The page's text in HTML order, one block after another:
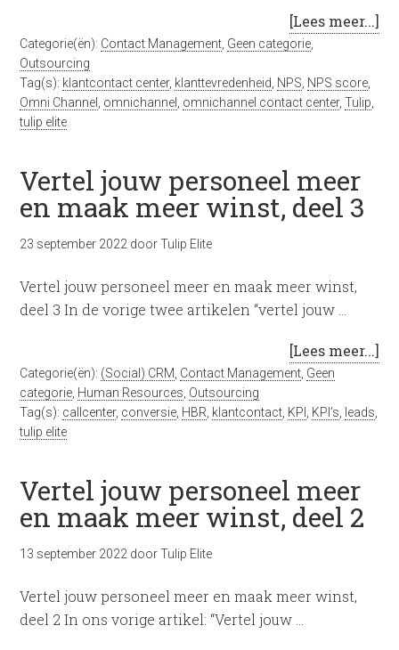
[Lees meer...]
Categorie(ën): Contact Management Geen categorie
Outsourcing
Tag(s): klantcontact center, klanttevredenheid NPS NPS score
Omni Channel
omnichannel omnichannel contact center,Tulip
tulip elite
Vertel jouw personeel meer
en maak meer winst, deel 3
23 september 2022 doorTulip Elite
Vertel jouw personeel meer en maak meer winst,
deel 3 In de vorige twee artikelen “vertel jouw …
[Lees meer...]
Categorie(ën): (Social) CRM Contact Management Geen
categorie Human Resources Outsourcing
Tag(s): callcenter, conversie HBR klantcontact KPI KPI’s leads
tulip elite
Vertel jouw personeel meer
en maak meer winst, deel 2
13 september 2022 doorTulip Elite
Vertel jouw personeel meer en maak meer winst,
deel 2 In ons vorige artikel: “Vertel jouw …